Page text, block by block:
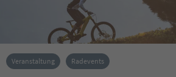
Veranstaltung Radevents